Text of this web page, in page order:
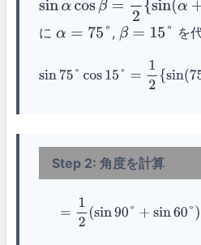
sinαcosβ=1 2{sin(α+β)+sin(
に α=75 ° , β=15 ° を
sin 75°cos15 °=1 2{ sin(75°
Step 2: 角度を計算
60